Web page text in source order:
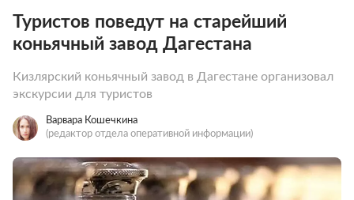
Туристов поведут на старейший
коньячный завод Дагестана
Кизлярский коньячный завод в Дагестане организовал
экскурсии для туристов
Варвара Кошечкина
(редактор отдела оперативной информации)